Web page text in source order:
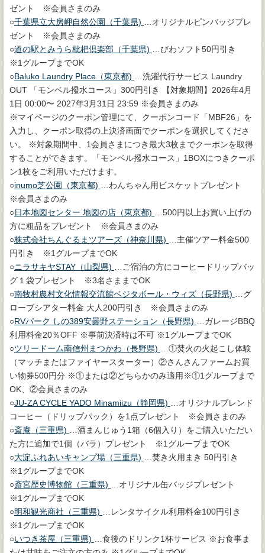
ゼント ※会員さまのみ
○千葉県立大房岬自然公園（千葉県)
…オリジナルピンバッジプレ
ゼント ※会員さまのみ
○道の駅とみうら枇杷倶楽部（千葉県)
…びわソフト50円引き
※1グループまでOK
○Baluko Laundry Place（東京都)
…洗濯代行サービス Laundry
OUT 「モンベル撥水コース」300円引き 【対象期間】2026年4月
1日 00:00〜 2027年3月31日 23:59 ※会員さまのみ
※マイページのクーポン管理にて、クーポンコード「MBF26」を
入力し、クーポン取得の上決済画面でクーポンを選択してくださ
い。 ※対象期間中、1会員さまにつき最大3枚までクーポンを取得
することができます。「モンベル撥水コース」1BOXにつきクーポ
ン1枚をご利用いただけます。
○inumo芝公園（東京都)
…わんちゃん用ビスケットプレゼント
※会員さまのみ
○日本地図センター 地図の店（東京都)
…500円以上お買い上げの
方に粗品をプレゼント ※会員さまのみ
○株式会社ちんぐるまツアーズ（神奈川県)
…主催ツアー料金500
円引き ※1グループまでOK
○ニラサキヤSTAY（山梨県)
…ご宿泊の方にコーヒードリップバッ
グ１袋プレゼント ※3名さままでOK
○南牧村農村文化情報交流館ベジタボール・ウィズ（長野県)
…グ
ローブシアター料金 大人200円引き ※会員さまのみ
○RVパーク しの389安曇野ステーション（長野県)
…ガレージBBQ
利用料金20％OFF ※事前決済時は不可 ※1グループまでOK
○ツリードーム南信州まつかわ（長野県)
…①焚火の火起こし体験
（マッチまたはファイヤースターター）②さんさんファームお買
い物券500円分 ※①または②どちらかのみ適用※①1グループまで
OK、②会員さまのみ
○JU-ZA CYCLE YADO Minamiizu（静岡県)
…オリジナルブレンド
コーヒー（ドリップパック）を1点プレゼント ※会員さまのみ
○斎庵（三重県)
…酒まんじゅう1箱（6個入り）をご購入いただい
た方に追加で1個（バラ）プレゼント ※1グループまでOK
○大淀ふれあいキャンプ場（三重県)
…焚き火用まき 50円引き
※1グループまでOK
○斎宮歴史博物館（三重県)
…オリジナル缶バッジプレゼント
※1グループまでOK
○明和観光商社（三重県)
…レンタサイクル利用料金100円引き
※1グループまでOK
○いつき茶屋（三重県)
…食後のドリンク1杯サービス ※お食事ま